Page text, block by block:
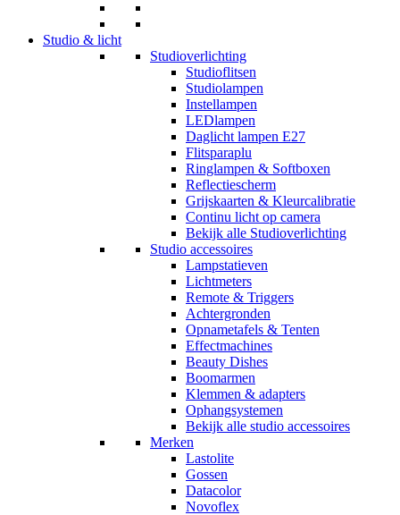
Studio & licht
Studioverlichting
Studioflitsen
Studiolampen
Instellampen
LEDlampen
Daglicht lampen E27
Flitsparaplu
Ringlampen & Softboxen
Reflectiescherm
Grijskaarten & Kleurcalibratie
Continu licht op camera
Bekijk alle Studioverlichting
Studio accessoires
Lampstatieven
Lichtmeters
Remote & Triggers
Achtergronden
Opnametafels & Tenten
Effectmachines
Beauty Dishes
Boomarmen
Klemmen & adapters
Ophangsystemen
Bekijk alle studio accessoires
Merken
Lastolite
Gossen
Datacolor
Novoflex